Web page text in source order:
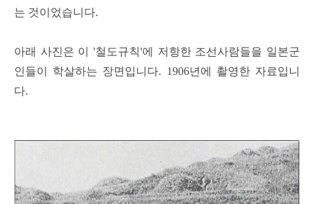
는 것이었습니다.
아래 사진은 이 '철도규칙'에 저항한 조선사람들을 일본군
인들이 학살하는 장면입니다. 1906년에 촬영한 자료입니
다.